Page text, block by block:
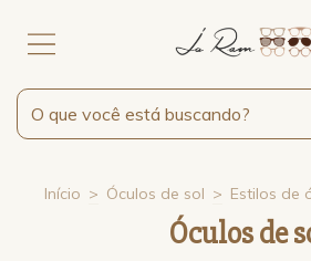
Início > Óculos de sol > Estilos de
Óculos de